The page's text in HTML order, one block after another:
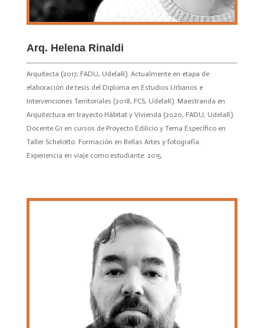
Arq. Helena Rinaldi
Arquitecta (2017, FADU, UdelaR). Actualmente en etapa de
elaboración de tesis del Diploma en Estudios Urbanos e
Intervenciones Territoriales (2018, FCS, UdelaR). Maestranda en
Arquitectura en trayecto Hábitat y Vivienda (2020, FADU, UdelaR).
Docente G1 en cursos de Proyecto Edilicio y Tema Específico en
Taller Schelotto. Formación en Bellas Artes y fotografía.
Experiencia en viaje como estudiante: 2015.